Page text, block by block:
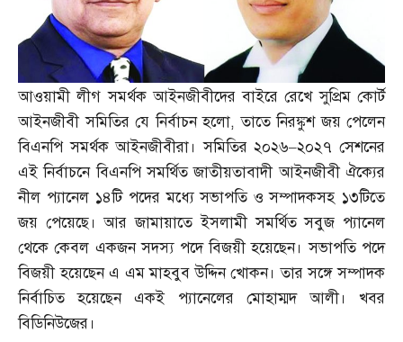
আওয়ামী লীগ সমর্থক আইনজীবীদের বাইরে রেখে সুপ্রিম কোর্ট
আইনজীবী সমিতির যে নির্বাচন হলো,তাতে নিরঙ্কুশ জয় পেলেন
বিএনপি সমর্থক আইনজীবীরা। সমিতির ২০২৬–২০২৭ সেশনের
এই নির্বাচনে বিএনপি সমর্থিত জাতীয়তাবাদী আইনজীবী ঐক্যের
নীল প্যানেল ১৪টি পদের মধ্যে সভাপতি ও সম্পাদকসহ ১৩টিতে
জয় পেয়েছে। আর জামায়াতে ইসলামী সমর্থিত সবুজ প্যানেল
থেকে কেবল একজন সদস্য পদে বিজয়ী হয়েছেন। সভাপতি পদে
বিজয়ী হয়েছেন এ এম মাহবুব উদ্দিন খোকন। তার সঙ্গে সম্পাদক
নির্বাচিত হয়েছেন একই প্যানেলের মোহাম্মদ আলী। খবর
বিডিনিউজের।